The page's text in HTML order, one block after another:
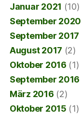
Januar 2021 (10)
September 2020
September 2017
August 2017 (2)
Oktober 2016 (1)
September 2016
März 2016 (2)
Oktober 2015 (1)